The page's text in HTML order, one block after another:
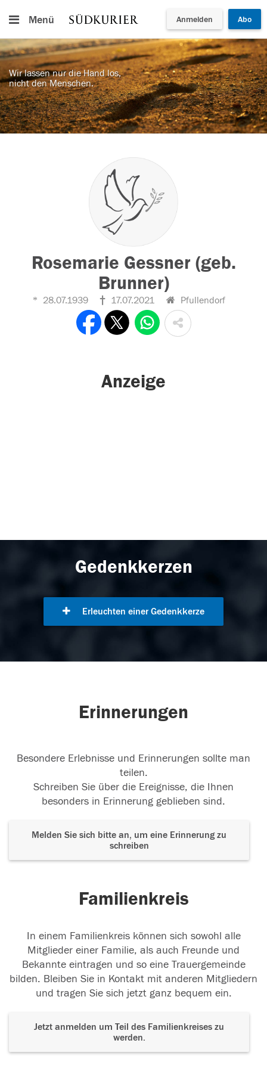
Menü Anmelden Abo
Wir lassen nur die Hand los,
nicht den Menschen.
Rosemarie Gessner (geb.
Brunner)
28.07.1939 17.07.2021 Pfullendorf
Anzeige
Gedenkkerzen
Erleuchten einer Gedenkkerze
Erinnerungen
Besondere Erlebnisse und Erinnerungen sollte man
teilen.
Schreiben Sie über die Ereignisse, die Ihnen
besonders in Erinnerung geblieben sind.
Melden Sie sich bitte an, um eine Erinnerung zu
schreiben
Familienkreis
In einem Familienkreis können sich sowohl alle
Mitglieder einer Familie, als auch Freunde und
Bekannte eintragen und so eine Trauergemeinde
bilden. Bleiben Sie in Kontakt mit anderen Mitgliedern
und tragen Sie sich jetzt ganz bequem ein.
Jetzt anmelden um Teil des Familienkreises zu
werden.